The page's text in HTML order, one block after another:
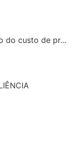
do custo de pr...